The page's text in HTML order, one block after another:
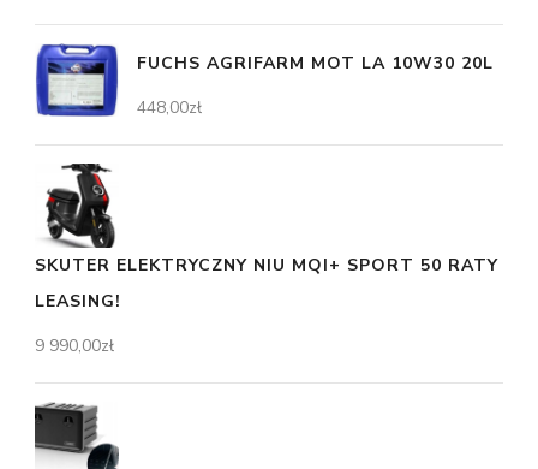
FUCHS AGRIFARM MOT LA 10W30 20L
448,00zł
SKUTER ELEKTRYCZNY NIU MQI+ SPORT 50 RATY
LEASING!
9 990,00zł